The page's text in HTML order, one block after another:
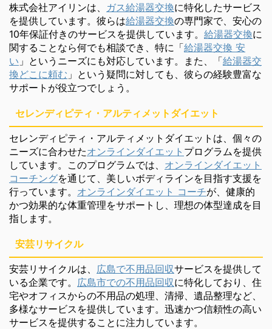
株式会社アイリンは、 ガス給湯器交換に特化したサービス
を提供しています。彼らは給湯器交換の専門家で、安心の
10年保証付きのサービスを提供しています。 給湯器交換に
関することなら何でも相談でき、特に「給湯器交換 安
い 」というニーズにも対応しています。また、「給湯器交
換どこに頼む 」という疑問に対しても、彼らの経験豊富な
サポートが役立つでしょう。
セレンディピティ・アルティメットダイエット
セレンディピティ・アルティメットダイエットは、個々の
ニーズに合わせたオンラインダイエット プログラムを提供
しています。このプログラムでは、 オンラインダイエット
コーチングを通じて、美しいボディラインを目指す支援を
行っています。 オンラインダイエット コーチが、健康的
かつ効果的な体重管理をサポートし、理想の体型達成を目
指します。
安芸リサイクル
安芸リサイクルは、 広島で不用品回収サービスを提供して
いる企業です。 広島市での不用品回収に特化しており、住
宅やオフィスからの不用品の処理、清掃、遺品整理など、
多様なサービスを提供しています。迅速かつ信頼性の高い
サービスを提供することに注力しています。